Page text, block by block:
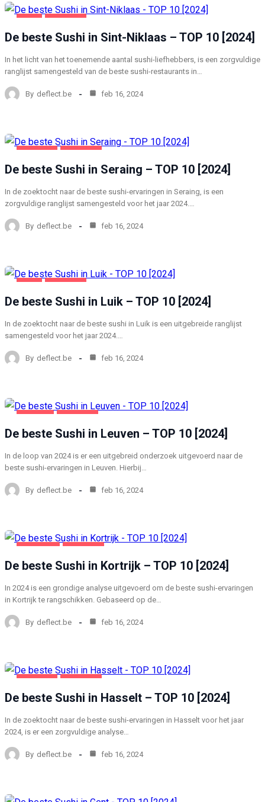
De beste Sushi in Sint-Niklaas – TOP 10 [2024]
In het licht van het toenemende aantal sushi-liefhebbers, is een zorgvuldige
ranglijst samengesteld van de beste sushi-restaurants in…
By deflect.be feb 16, 2024
De beste Sushi in Seraing – TOP 10 [2024]
In de zoektocht naar de beste sushi-ervaringen in Seraing, is een
zorgvuldige ranglijst samengesteld voor het jaar 2024.…
By deflect.be feb 16, 2024
De beste Sushi in Luik – TOP 10 [2024]
In de zoektocht naar de beste sushi in Luik is een uitgebreide ranglijst
samengesteld voor het jaar 2024.…
By deflect.be feb 16, 2024
De beste Sushi in Leuven – TOP 10 [2024]
In de loop van 2024 is er een uitgebreid onderzoek uitgevoerd naar de
beste sushi-ervaringen in Leuven. Hierbij…
By deflect.be feb 16, 2024
De beste Sushi in Kortrijk – TOP 10 [2024]
In 2024 is een grondige analyse uitgevoerd om de beste sushi-ervaringen
in Kortrijk te rangschikken. Gebaseerd op de…
By deflect.be feb 16, 2024
De beste Sushi in Hasselt – TOP 10 [2024]
In de zoektocht naar de beste sushi-ervaringen in Hasselt voor het jaar
2024, is er een zorgvuldige analyse…
By deflect.be feb 16, 2024